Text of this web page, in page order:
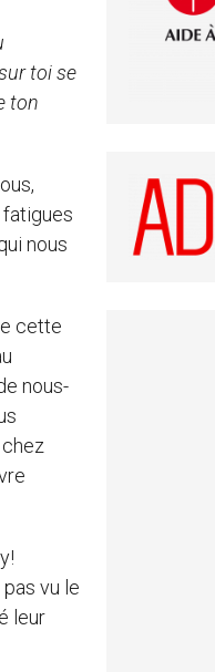
toi se
ton
fatigues
nous
cette
nous-
vu le
leur